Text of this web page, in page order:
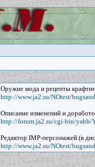
Оружие мода и рецепты
http://www.ja2.su/NOtest/
Описание изменений и
http://forum.ja2.su/cgi-bin/yabb/
Редактор IMP-персонажей (в
http://www.ja2.su/NOtest/